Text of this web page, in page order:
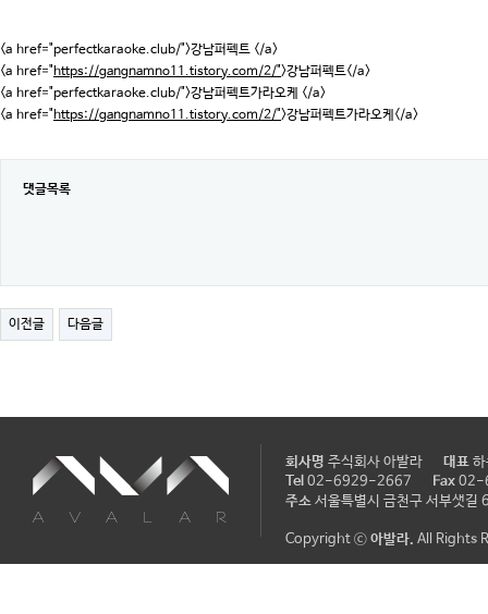
<a href="perfectkaraoke.club/">강남퍼펙트 </a>
<a href="https://gangnamno11.tistory.com/2/">강남퍼펙트</a>
<a href="perfectkaraoke.club/">강남퍼펙트가라오케 </a>
<a href="https://gangnamno11.tistory.com/2/">강남퍼펙트가라오케</a>
댓글목록
이전글 다음글
회사명 주식회사 아발라 대표
Tel 02-6929-2667 Fax 02-
주소 서울특별시 금천구 서부샛
Copyright ⓒ 아발라. All Rights